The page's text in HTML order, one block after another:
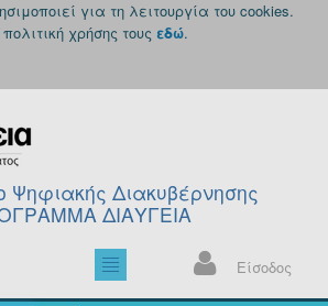
για τη λειτουργία του cookies.
χρήσης τους εδώ.
Ψηφιακής Διακυβέρνησης
ΔΙΑΥΓΕΙΑ
Είσοδος